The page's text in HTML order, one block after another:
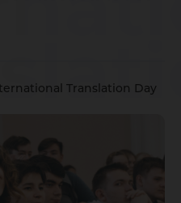
Translation Day